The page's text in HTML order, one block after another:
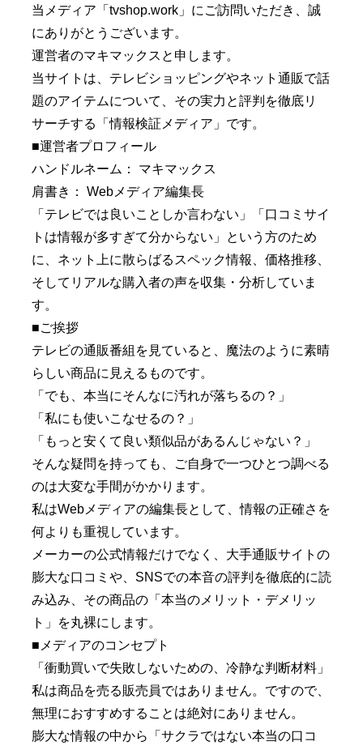
当メディア「tvshop.work」にご訪問いただき、誠
にありがとうございます。
運営者のマキマックスと申します。
当サイトは、テレビショッピングやネット通販で話
題のアイテムについて、その実力と評判を徹底リ
サーチする「情報検証メディア」です。
■運営者プロフィール
ハンドルネーム： マキマックス
肩書き： Webメディア編集長
「テレビでは良いことしか言わない」「口コミサイ
トは情報が多すぎて分からない」という方のため
に、ネット上に散らばるスペック情報、価格推移、
そしてリアルな購入者の声を収集・分析していま
す。
■ご挨拶
テレビの通販番組を見ていると、魔法のように素晴
らしい商品に見えるものです。
「でも、本当にそんなに汚れが落ちるの？」
「私にも使いこなせるの？」
「もっと安くて良い類似品があるんじゃない？」
そんな疑問を持っても、ご自身で一つひとつ調べる
のは大変な手間がかかります。
私はWebメディアの編集長として、情報の正確さを
何よりも重視しています。
メーカーの公式情報だけでなく、大手通販サイトの
膨大な口コミや、SNSでの本音の評判を徹底的に読
み込み、その商品の「本当のメリット・デメリッ
ト」を丸裸にします。
■メディアのコンセプト
「衝動買いで失敗しないための、冷静な判断材料」
私は商品を売る販売員ではありません。ですので、
無理におすすめすることは絶対にありません。
膨大な情報の中から「サクラではない本当の口コ